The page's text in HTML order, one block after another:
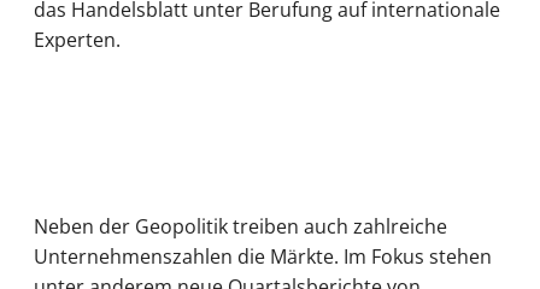
das Handelsblatt unter Berufung auf internationale
Experten.
Neben der Geopolitik treiben auch zahlreiche
Unternehmenszahlen die Märkte. Im Fokus stehen